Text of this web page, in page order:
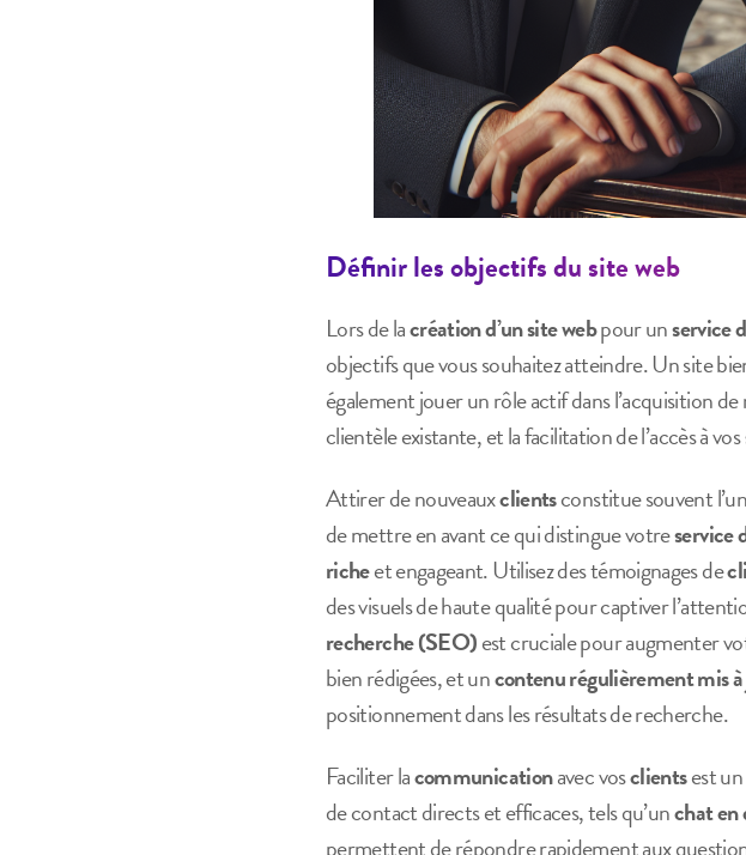
Définir les objectifs du site web
Lors de lacréation d’un site webpour unservice
objectifs que vous souhaitez atteindre. Un site
également jouer un rôle actif dans l’acquisition
clientèle existante, et la facilitation de l’accès à vos
Attirer de nouveauxclientsconstitue souvent
de mettre en avant ce qui distingue votreservice
richeet engageant. Utilisez des témoignages de
des visuels de haute qualité pour captiver
recherche (SEO)est cruciale pour augmenter
bien rédigées, et uncontenu régulièrement mis
positionnement dans les résultats de recherche.
Faciliter lacommunicationavec vosclientsest
de contact directs et efficaces, tels qu’unchat
permettent de répondre rapidement aux